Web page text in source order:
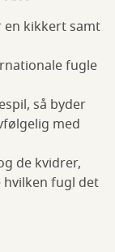
en kikkert samt
fugle
så byder
med
de kvidrer,
hvilken fugl det